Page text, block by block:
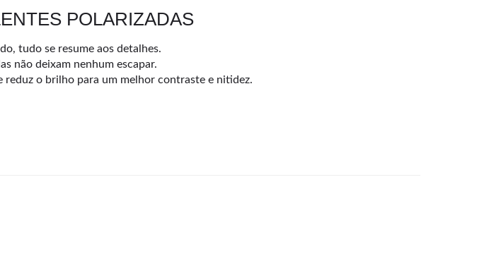
POLARIZADAS
tudo se resume aos detalhes.
não deixam nenhum escapar.
o brilho para um melhor contraste e nitidez.